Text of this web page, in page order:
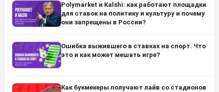
Polymarket и Kalshi: как работают площадки
для ставок на политику и культуру и почему
они запрещены в России?
Ошибка выжившего в ставках на спорт. Что
это и как может мешать игре?
Как букмекеры получают лайв со стадионов